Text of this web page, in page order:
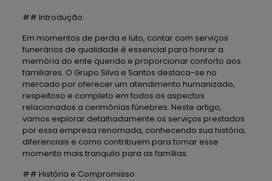
## Introdução
Em momentos de perda e luto, contar com serviços
funerários de qualidade é essencial para honrar a
memória do ente querido e proporcionar conforto aos
familiares. O Grupo Silva e Santos destaca-se no
mercado por oferecer um atendimento humanizado,
respeitoso e completo em todos os aspectos
relacionados a cerimônias fúnebres. Neste artigo,
vamos explorar detalhadamente os serviços prestados
por essa empresa renomada, conhecendo sua história,
diferenciais e como contribuem para tornar esse
momento mais tranquilo para as famílias.
## História e Compromisso